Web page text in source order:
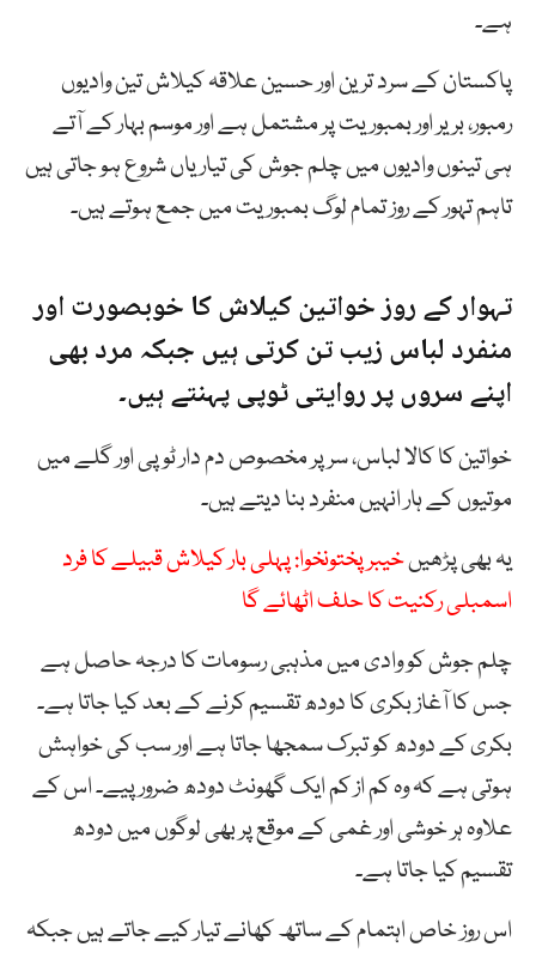
ہے۔
پاکستان کے سرد ترین اور حسین علاقہ کیلاش تین وادیوں
رمبور، بریر اور بمبوریت پر مشتمل ہے اور موسم بہار کے آتے
ہی تینوں وادیوں میں چلم جوش کی تیاریاں شروع ہو جاتی ہیں
تاہم تہور کے روز تمام لوگ بمبوریت میں جمع ہوتے ہیں۔
تہوار کے روز خواتین کیلاش کا خوبصورت اور
منفرد لباس زیب تن کرتی ہیں جبکہ مرد بھی
اپنے سروں پر روایتی ٹوپی پہنتے ہیں۔
خواتین کا کالا لباس، سر پر مخصوص دم دار ٹوپی اور گلے میں
موتیوں کے ہار انہیں منفرد بنا دیتے ہیں۔
یہ بھی پڑھیںخیبرپختونخوا: پہلی بار کیلاش قبیلے کا فرد
اسمبلی رکنیت کا حلف اٹھائے گا
چلم جوش کو وادی میں مذہبی رسومات کا درجہ حاصل ہے
جس کا آغاز بکری کا دودھ تقسیم کرنے کے بعد کیا جاتا ہے۔
بکری کے دودھ کو تبرک سمجھا جاتا ہے اور سب کی خواہش
ہوتی ہے کہ وہ کم از کم ایک گھونٹ دودھ ضرور پیے۔ اس کے
علاوہ ہر خوشی اور غمی کے موقع پر بھی لوگوں میں دودھ
تقسیم کیا جاتا ہے۔
اس روز خاص اہتمام کے ساتھ کھانے تیار کیے جاتے ہیں جبکہ